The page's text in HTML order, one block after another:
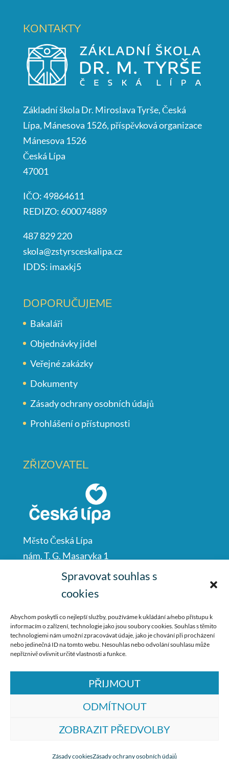
Spravovat souhlas s
cookies
Abychom poskytli co nejlepší služby, používáme k ukládání a/nebo přístupu k
informacím o zařízení, technologie jako jsou soubory cookies. Souhlas s těmito
technologiemi nám umožní zpracovávat údaje, jako je chování při procházení
nebo jedinečná ID na tomto webu. Nesouhlas nebo odvolání souhlasu může
nepříznivě ovlivnit určité vlastnosti a funkce.
PŘIJMOUT
ODMÍTNOUT
ZOBRAZIT PŘEDVOLBY
Zásady cookiesZásady ochrany osobních údajů
KONTAKTY
Základní škola Dr. Miroslava Tyrše, Česká
Lípa, Mánesova 1526, příspěvková organizace
Mánesova 1526
Česká Lípa
47001
IČO: 49864611
REDIZO: 600074889
487 829 220
skola@zstyrsceskalipa.cz
IDDS: imaxkj5
DOPORUČUJEME
Bakaláři
Objednávky jídel
Veřejné zakázky
Dokumenty
Zásady ochrany osobních údajů
Prohlášení o přístupnosti
ZŘIZOVATEL
Město Česká Lípa
nám. T. G. Masaryka 1
Česká Lípa
487 881 111
podatelna@mucl.cz
společnostTrollComputers s.r.o.